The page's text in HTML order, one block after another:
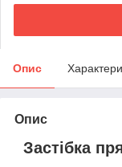
Опис
Опис
Застібка